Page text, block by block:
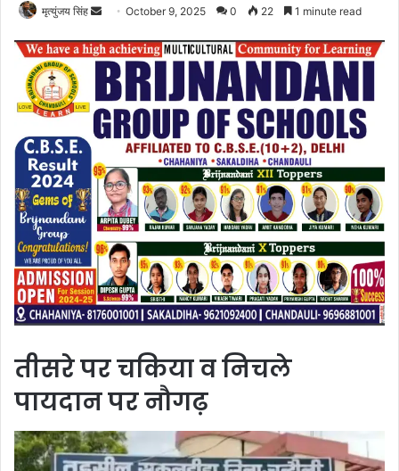
मृत्युंजय सिंह
Send
email
October 9, 2025 0 22 1 minute read
तीसरे पर चकिया व निचले
पायदान पर नौगढ़